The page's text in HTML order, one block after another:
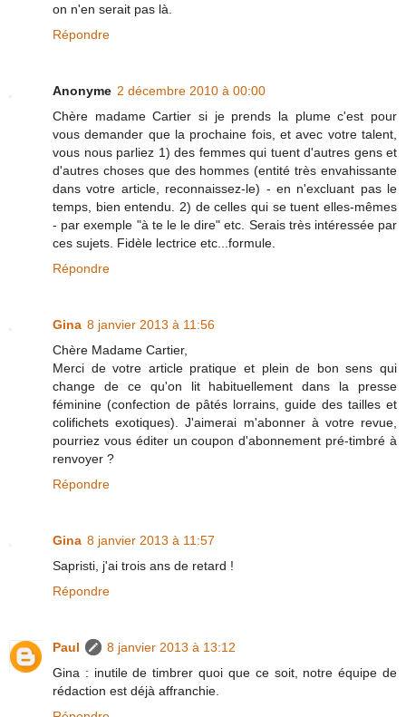
on n'en serait pas là.
Répondre
Anonyme 2 décembre 2010 à 00:00
Chère madame Cartier si je prends la plume c'est pour
vous demander que la prochaine fois, et avec votre talent,
vous nous parliez 1) des femmes qui tuent d'autres gens et
d'autres choses que des hommes (entité très envahissante
dans votre article, reconnaissez-le) - en n'excluant pas le
temps, bien entendu. 2) de celles qui se tuent elles-mêmes
- par exemple "à te le le dire" etc. Serais très intéressée par
ces sujets. Fidèle lectrice etc...formule.
Répondre
Gina 8 janvier 2013 à 11:56
Chère Madame Cartier,
Merci de votre article pratique et plein de bon sens qui
change de ce qu'on lit habituellement dans la presse
féminine (confection de pâtés lorrains, guide des tailles et
colifichets exotiques). J'aimerai m'abonner à votre revue,
pourriez vous éditer un coupon d'abonnement pré-timbré à
renvoyer ?
Répondre
Gina 8 janvier 2013 à 11:57
Sapristi, j'ai trois ans de retard !
Répondre
Paul
8 janvier 2013 à 13:12
Gina : inutile de timbrer quoi que ce soit, notre équipe de
rédaction est déjà affranchie.